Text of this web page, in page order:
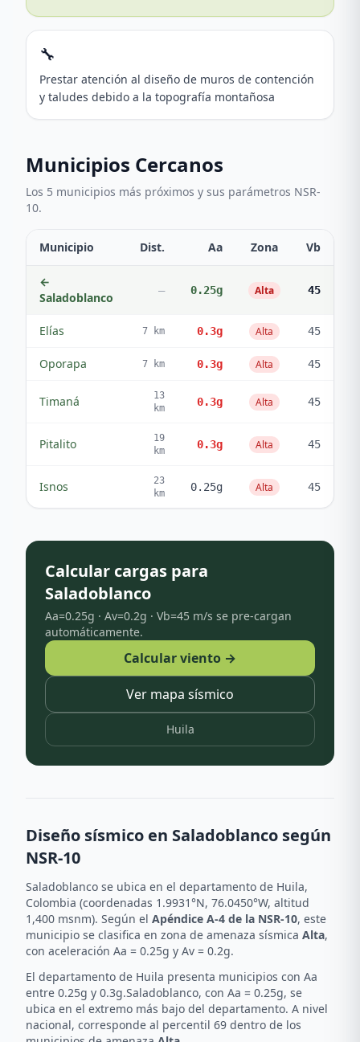
🔧
Prestar atención al diseño de muros de contención
y taludes debido a la topografía montañosa
Municipios Cercanos
Los 5 municipios más próximos y sus parámetros NSR-
10.
Municipio Dist. Aa Zona Vb
←
Saladoblanco
— 0.25g Alta 45
Elías 7 km 0.3g Alta 45
Oporapa 7 km 0.3g Alta 45
Timaná
13
km
0.3g Alta 45
Pitalito
19
km
0.3g Alta 45
Isnos
23
km
0.25g Alta 45
Calcular cargas para
Saladoblanco
Aa=0.25g · Av=0.2g · Vb=45 m/s se pre-cargan
automáticamente.
Calcular viento →
Ver mapa sísmico
Huila
Diseño sísmico en Saladoblanco según
NSR-10
Saladoblanco se ubica en el departamento de Huila,
Colombia (coordenadas 1.9931°N, 76.0450°W, altitud
1,400 msnm). Según el Apéndice A-4 de la NSR-10, este
municipio se clasifica en zona de amenaza sísmica Alta,
con aceleración Aa = 0.25g y Av = 0.2g.
El departamento de Huila presenta municipios con Aa
entre 0.25g y 0.3g.Saladoblanco, con Aa = 0.25g, se
ubica en el extremo más bajo del departamento. A nivel
nacional, corresponde al percentil 69 dentro de los